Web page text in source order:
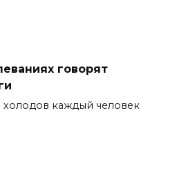
говорят
холодов каждый человек